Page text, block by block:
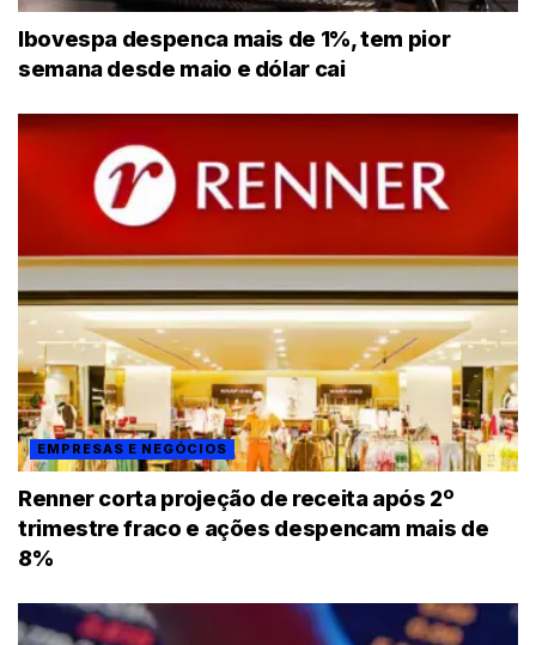
Ibovespa despenca mais de 1%, tem pior
semana desde maio e dólar cai
EMPRESAS E NEGÓCIOS
Renner corta projeção de receita após 2º
trimestre fraco e ações despencam mais de
8%